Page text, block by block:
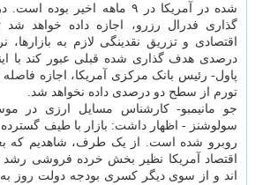
شده در آمریکا در ۹ ماهه اخیر
گذاری فدرال رزرو، اجازه داده خواهد
اقتصادی و تزریق نقدینگی لازم به
درصدی هدف گذاری شده قبلی عبور کند با
پاول- رئیس بانک مرکزی آمریکا، اجازه فاصله
تورم از سطح دو درصدی داده نخواهد شد.
جو مانیمبو- کارشناس مسایل ارزی در
سولوشنز - اظهار داشت: بازار با طیف گسترده
روبرو شده است. از یک طرف، شاهدیم که
اقتصاد آمریکا نظیر بخش خرده فروشی رشد
اند و از سوی دیگر کسری بودجه دولت روز